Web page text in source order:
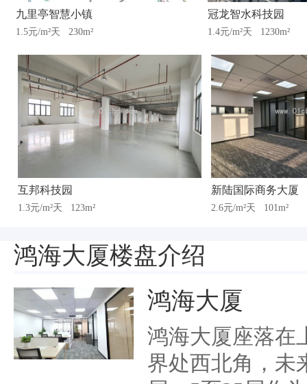
九里亭智慧小镇
1.5元/m²天 230m²
冠龙智水科技园
1.4元/m²天 1230m²
互邦科技园
1.3元/m²天 123m²
新陆国际商务大厦
2.6元/m²天 101m²
鸿海大厦楼盘介绍
鸿海大厦
鸿海大厦座落在
界处西北角，未